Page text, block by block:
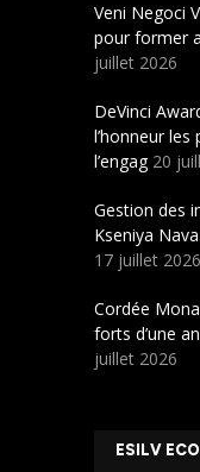
Veni Negoci
pour former
juillet 2026
DeVinci
l’honneur
l’engag 20
Gestion des
Kseniya
17 juillet 2026
Cordée
forts d’une
juillet 2026
ESILV